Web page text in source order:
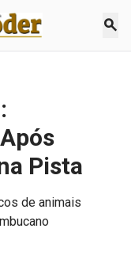
search
Pista
de animais